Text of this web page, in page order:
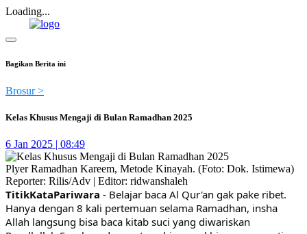
Loading...
Bagikan Berita ini
Brosur >
Kelas Khusus Mengaji di Bulan Ramadhan 2025
6 Jan 2025 | 08:49
Plyer Ramadhan Kareem, Metode Kinayah. (Foto: Dok. Istimewa)
Reporter: Rilis/Adv | Editor: ridwanshaleh
TitikKataPariwara - Belajar baca Al Qur'an gak pake ribet.
Hanya dengan 8 kali pertemuan selama Ramadhan, insha
Allah langsung bisa baca kitab suci yang diwariskan